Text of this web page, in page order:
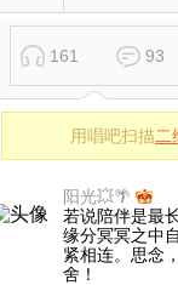
161 93
用唱吧扫描二
阳光💥🌴
若说陪伴是最
缘分冥冥之中
紧相连。思念
舍！